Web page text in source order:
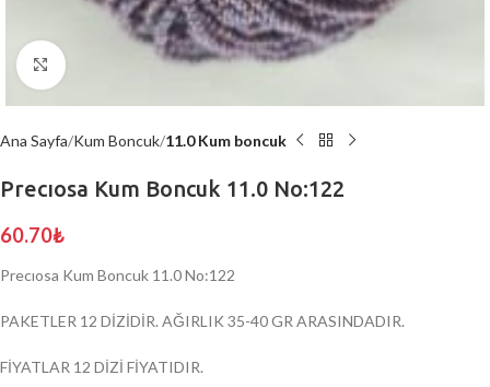
Click to enlarge
Ana Sayfa Kum Boncuk 11.0 Kum boncuk
Precıosa Kum Boncuk 11.0 No:122
60.70₺
Precıosa Kum Boncuk 11.0 No:122
PAKETLER 12 DİZİDİR. AĞIRLIK 35-40 GR ARASINDADIR.
FİYATLAR 12 DİZİ FİYATIDIR.